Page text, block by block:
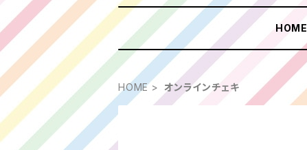
HOME
HOME オンラインチェキ